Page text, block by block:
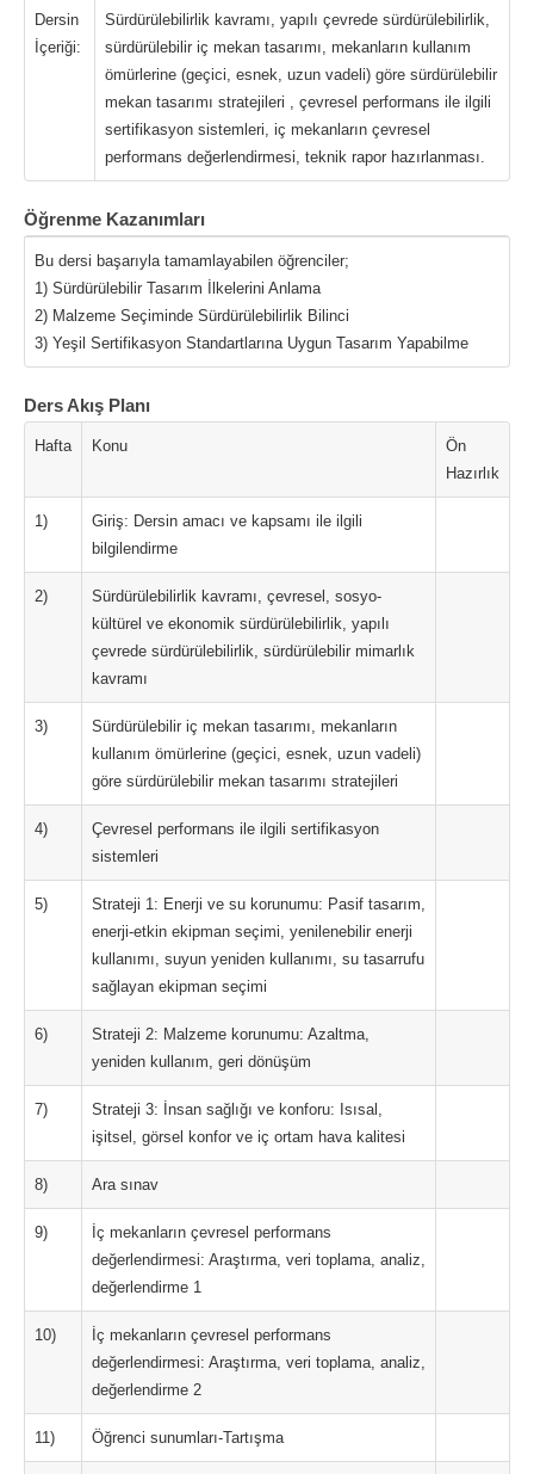
Dersin
İçeriği:
Sürdürülebilirlik kavramı, yapılı çevrede sürdürülebilirlik,
sürdürülebilir iç mekan tasarımı, mekanların kullanım
ömürlerine (geçici, esnek, uzun vadeli) göre sürdürülebilir
mekan tasarımı stratejileri , çevresel performans ile ilgili
sertifikasyon sistemleri, iç mekanların çevresel
performans değerlendirmesi, teknik rapor hazırlanması.
Öğrenme Kazanımları
Bu dersi başarıyla tamamlayabilen öğrenciler;
1) Sürdürülebilir Tasarım İlkelerini Anlama
2) Malzeme Seçiminde Sürdürülebilirlik Bilinci
3) Yeşil Sertifikasyon Standartlarına Uygun Tasarım Yapabilme
Ders Akış Planı
Hafta Konu
Ön
Hazırlık
1)
Giriş: Dersin amacı ve kapsamı ile ilgili
bilgilendirme
2)
Sürdürülebilirlik kavramı, çevresel, sosyo-
kültürel ve ekonomik sürdürülebilirlik, yapılı
çevrede sürdürülebilirlik, sürdürülebilir mimarlık
kavramı
3)
Sürdürülebilir iç mekan tasarımı, mekanların
kullanım ömürlerine (geçici, esnek, uzun vadeli)
göre sürdürülebilir mekan tasarımı stratejileri
4)
Çevresel performans ile ilgili sertifikasyon
sistemleri
5)
Strateji 1: Enerji ve su korunumu: Pasif tasarım,
enerji-etkin ekipman seçimi, yenilenebilir enerji
kullanımı, suyun yeniden kullanımı, su tasarrufu
sağlayan ekipman seçimi
6)
Strateji 2: Malzeme korunumu: Azaltma,
yeniden kullanım, geri dönüşüm
7)
Strateji 3: İnsan sağlığı ve konforu: Isısal,
işitsel, görsel konfor ve iç ortam hava kalitesi
8) Ara sınav
9)
İç mekanların çevresel performans
değerlendirmesi: Araştırma, veri toplama, analiz,
değerlendirme 1
10)
İç mekanların çevresel performans
değerlendirmesi: Araştırma, veri toplama, analiz,
değerlendirme 2
11) Öğrenci sunumları-Tartışma